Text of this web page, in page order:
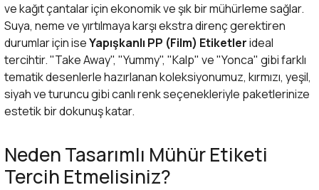
ve kağıt çantalar için ekonomik ve şık bir mühürleme sağlar.
Suya, neme ve yırtılmaya karşı ekstra direnç gerektiren
durumlar için iseYapışkanlı PP (Film) Etiketlerideal
tercihtir. "Take Away", "Yummy", "Kalp" ve "Yonca" gibi farklı
tematik desenlerle hazırlanan koleksiyonumuz, kırmızı, yeşil,
siyah ve turuncu gibi canlı renk seçenekleriyle paketlerinize
estetik bir dokunuş katar.
Neden Tasarımlı Mühür Etiketi
Tercih Etmelisiniz?